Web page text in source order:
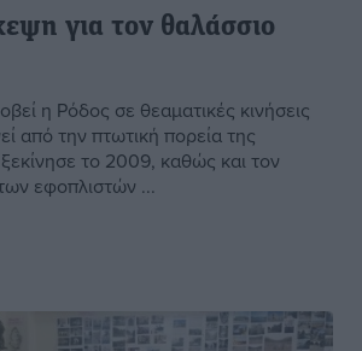
για τον θαλάσσιο
η Ρόδος σε θεαματικές κινήσεις
από την πτωτική πορεία της
το 2009, καθώς και τον
εφοπλιστών ...